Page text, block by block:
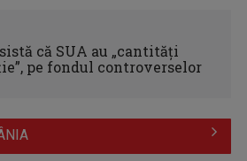
că SUA au „cantităţi
pe fondul controverselor